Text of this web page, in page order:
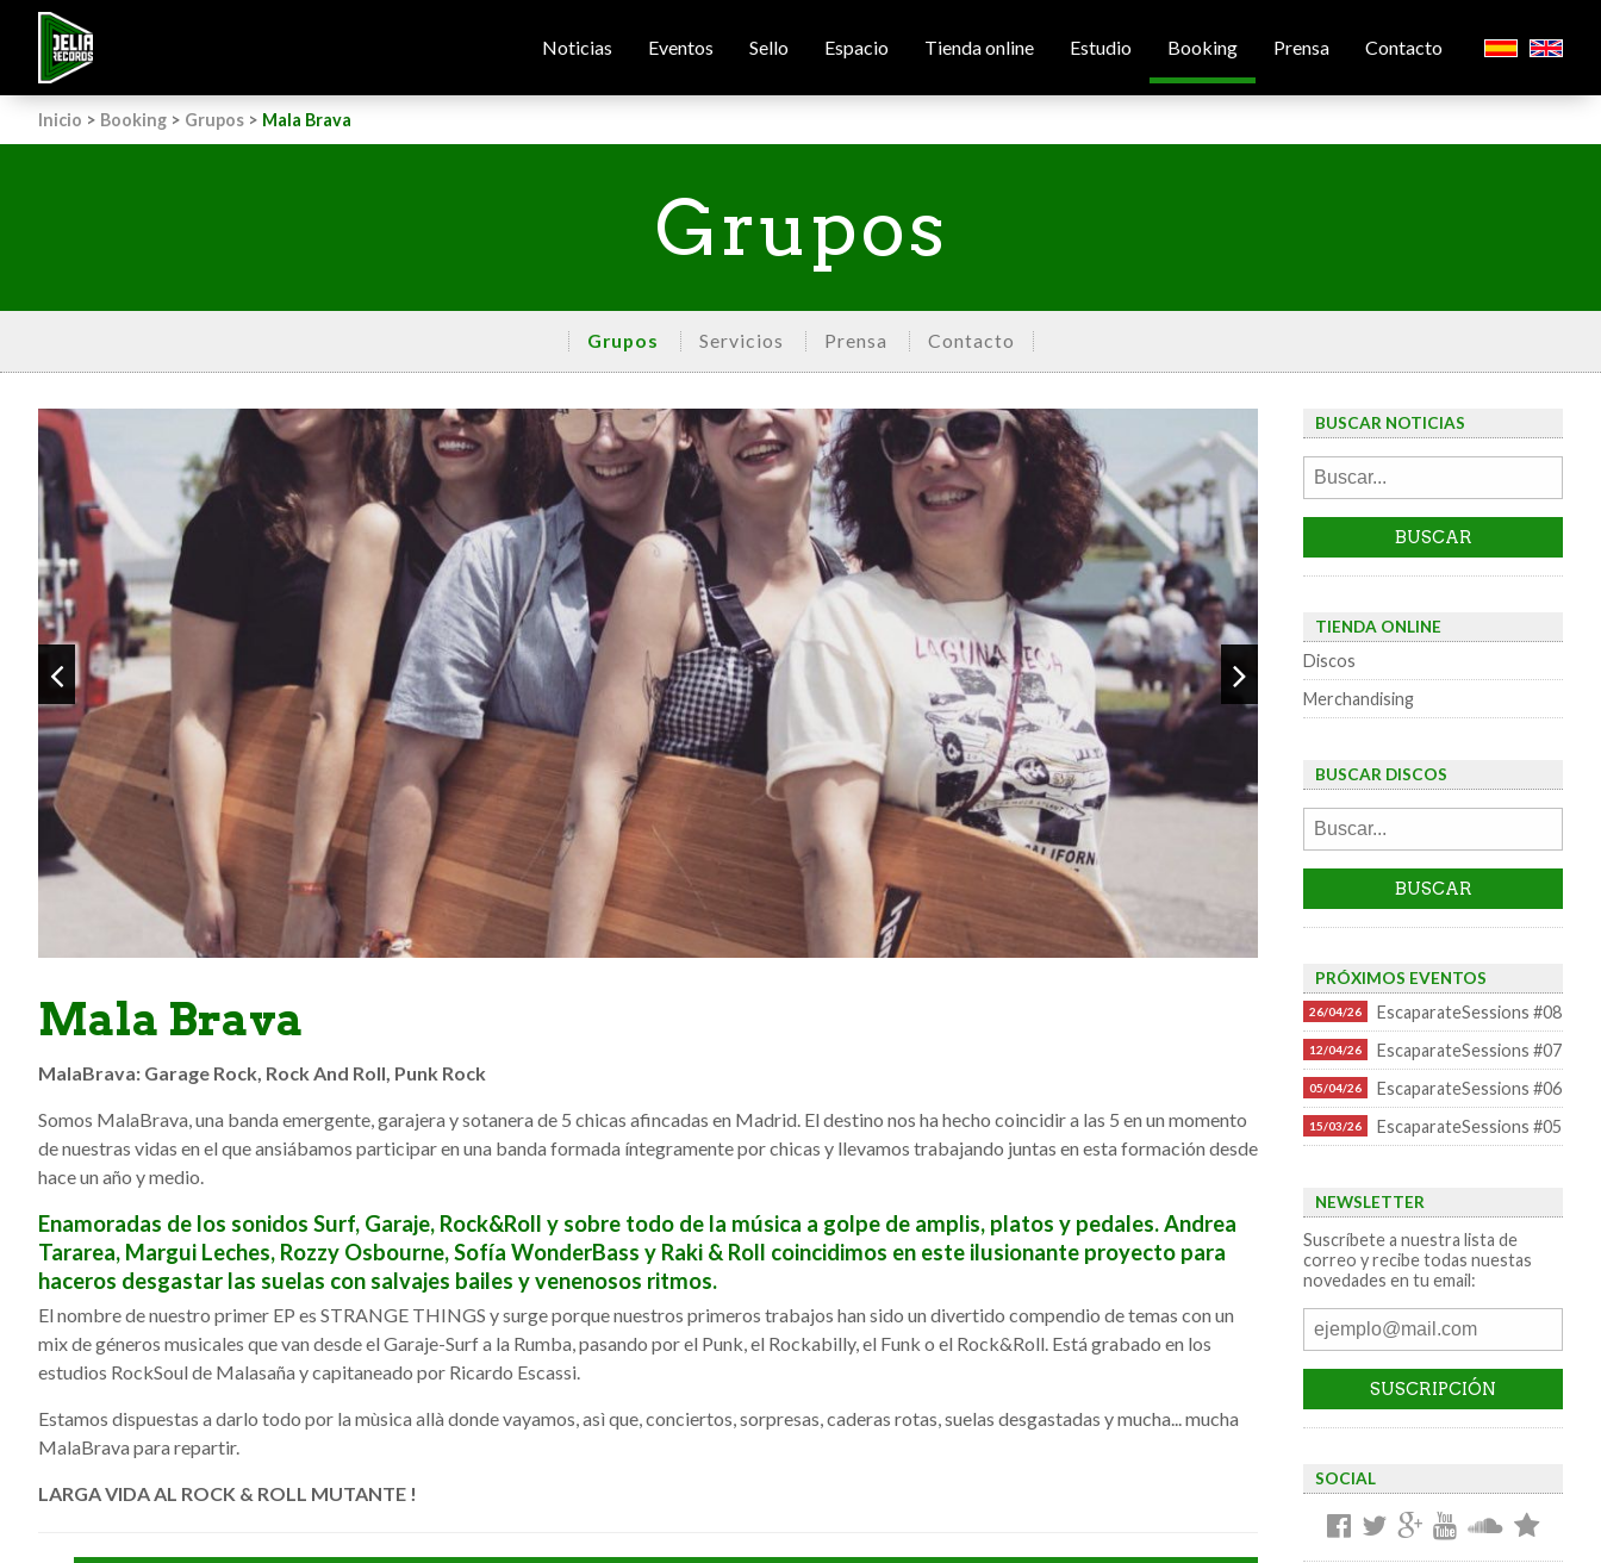
Noticias Eventos Sello Espacio Tienda online Estudio Booking Prensa Contacto
Inicio > Booking > Grupos > Mala Brava
Grupos
Grupos Servicios Prensa Contacto
Mala Brava
MalaBrava: Garage Rock, Rock And Roll, Punk Rock
Somos MalaBrava, una banda emergente, garajera y sotanera de 5 chicas afincadas en Madrid. El destino nos ha hecho coincidir a las 5 en un momento
de nuestras vidas en el que ansiábamos participar en una banda formada íntegramente por chicas y llevamos trabajando juntas en esta formación desde
hace un año y medio.
Enamoradas de los sonidos Surf, Garaje, Rock&Roll y sobre todo de la música a golpe de amplis, platos y pedales. Andrea
Tararea, Margui Leches, Rozzy Osbourne, Sofía WonderBass y Raki & Roll coincidimos en este ilusionante proyecto para
haceros desgastar las suelas con salvajes bailes y venenosos ritmos.
El nombre de nuestro primer EP es STRANGE THINGS y surge porque nuestros primeros trabajos han sido un divertido compendio de temas con un
mix de géneros musicales que van desde el Garaje-Surf a la Rumba, pasando por el Punk, el Rockabilly, el Funk o el Rock&Roll. Está grabado en los
estudios RockSoul de Malasaña y capitaneado por Ricardo Escassi.
Estamos dispuestas a darlo todo por la mùsica allà donde vayamos, asì que, conciertos, sorpresas, caderas rotas, suelas desgastadas y mucha... mucha
MalaBrava para repartir.
LARGA VIDA AL ROCK & ROLL MUTANTE !
BUSCAR NOTICIAS
TIENDA ONLINE
Discos
Merchandising
BUSCAR DISCOS
PRÓXIMOS EVENTOS
26/04/26 EscaparateSessions #08
12/04/26 EscaparateSessions #07
05/04/26 EscaparateSessions #06
15/03/26 EscaparateSessions #05
NEWSLETTER
Suscríbete a nuestra lista de
correo y recibe todas nuestas
novedades en tu email:
SOCIAL